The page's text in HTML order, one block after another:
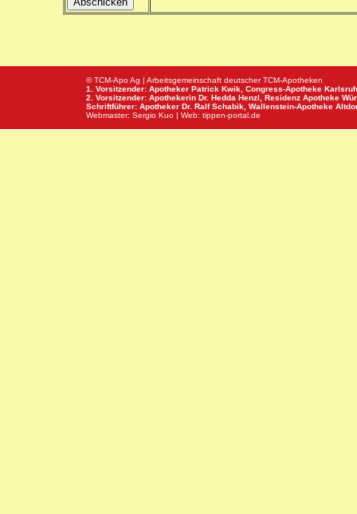
© TCM-Apo Ag | Arbeitsgemeinschaft deutscher TCM-Apotheken
1. Vorsitzender: Apotheker Patrick Kwik, Congress-Apotheke
2. Vorsitzender: Apothekerin Dr. Hedda Henzl, Residenz Apotheke
Schriftführer: Apotheker Dr. Ralf Schabik, Wallenstein-Apotheke
Webmaster: Sergio Kuo | Web: tippen-portal.de